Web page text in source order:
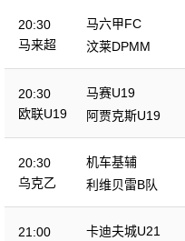
20:30
马来超
马六甲FC
汶莱DPMM
20:30
欧联U19
马赛U19
阿贾克斯U19
20:30
乌克乙
机车基辅
利维贝雷B队
21:00
卡迪夫城U21